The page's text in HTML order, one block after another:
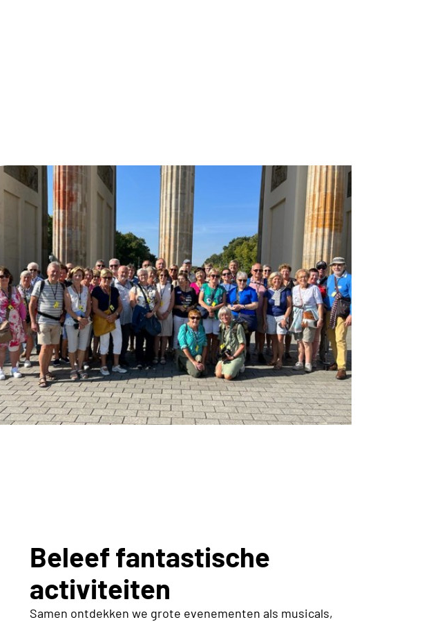
Beleef fantastische
activiteiten
Samen ontdekken we grote evenementen als musicals,